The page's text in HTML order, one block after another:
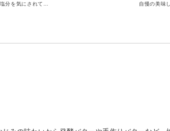
分を気にされてい
自慢の美味